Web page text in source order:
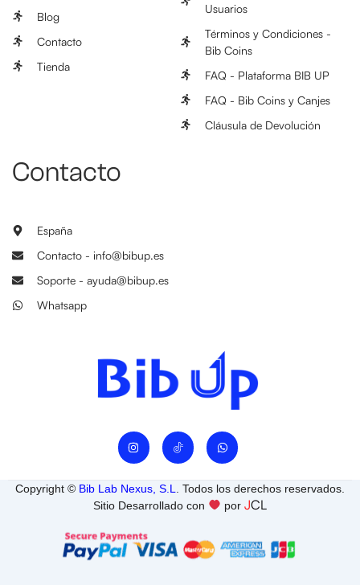
I
n
a
g
r
W
h
s
a
p
p
Blog
Contacto
Tienda
Usuarios
Términos y Condiciones -
Bib Coins
FAQ - Plataforma BIB UP
FAQ - Bib Coins y Canjes
Cláusula de Devolución
Contacto
España
Contacto - info@bibup.es
Soporte - ayuda@bibup.es
Whatsapp
Copyright © Bib Lab Nexus, S.L
. Todos los derechos reservados.
Sitio Desarrollado con
por JCL